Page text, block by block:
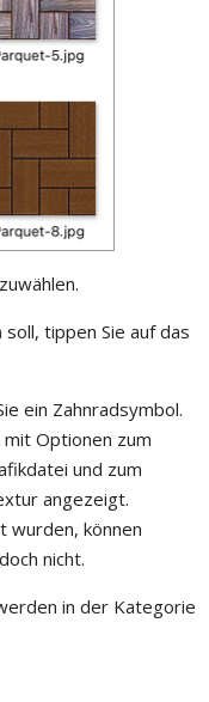
tippen Sie auf das
ein Zahnradsymbol.
Optionen zum
und zum
angezeigt.
wurden, können
nicht.
in der Kategorie